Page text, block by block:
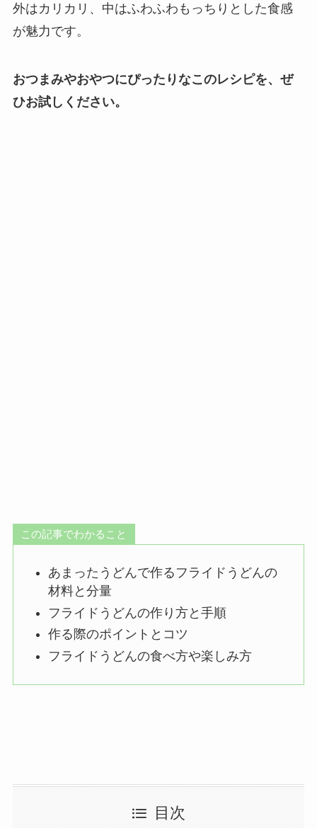
外はカリカリ 、中はふわふわもっちり とした食感
が魅力です。
おつまみやおやつにぴったりなこのレシピを、ぜ
ひお試しください。
この記事でわかること
あまったうどんで作るフライドうどんの
材料と分量
フライドうどんの作り方と手順
作る際のポイントとコツ
フライドうどんの食べ方や楽しみ方
目次